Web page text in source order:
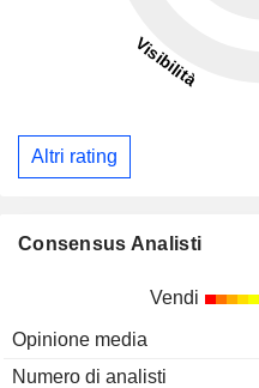
Altri rating
Consensus Analisti
Vendi
Opinione media
Numero di analisti